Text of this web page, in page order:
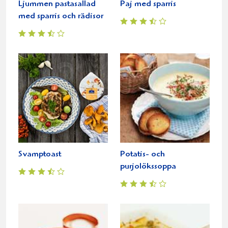
Ljummen pastasallad
med sparris och rädisor
Paj med sparris
Svamptoast
Potatis- och
purjolökssoppa